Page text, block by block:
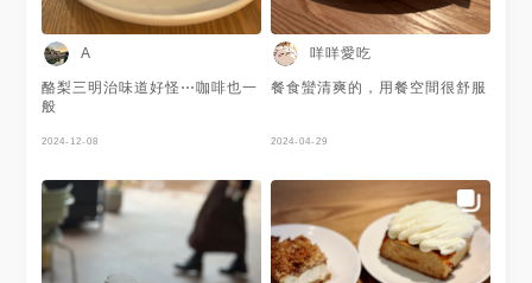
A
酪梨三明治味道好怪⋯咖啡也一
般
2024-12-08
咩咩愛吃
餐食蠻清爽的，用餐空間很舒服
2024-04-29